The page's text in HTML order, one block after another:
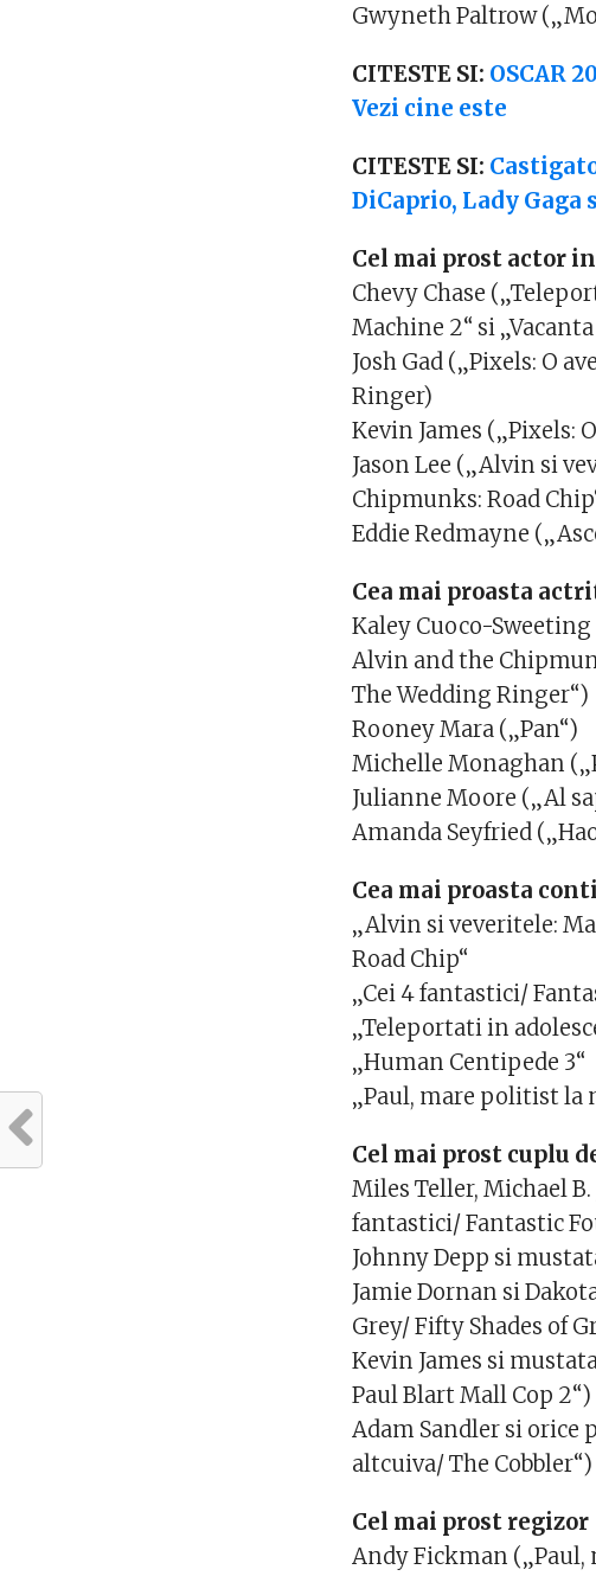
Gwyneth Paltrow
CITESTE SI: OSCAR
Vezi cine este
CITESTE SI:
DiCaprio, Lady
Cel mai prost actor
Chevy Chase
Machine 2“ si
Josh Gad („Pixels: O
Ringer)
Kevin James („Pixels:
Jason Lee („Alvin si
Chipmunks: Road
Eddie Redmayne
Cea mai proasta
Kaley Cuoco-
Alvin and the
The Wedding Ringer“)
Rooney Mara („Pan“)
Michelle Monaghan
Julianne Moore („Al
Amanda Seyfried
Cea mai proasta
„Alvin si veveritele:
Road Chip“
„Cei 4 fantastici/
„Teleportati in
„Human Centipede 3“
„Paul, mare politist la
Cel mai prost cuplu
Miles Teller, Michael
fantastici/ Fantastic
Johnny Depp si
Jamie Dornan si
Grey/ Fifty Shades of
Kevin James si
Paul Blart Mall Cop 2“)
Adam Sandler si orice
altcuiva/ The Cobbler“)
Cel mai prost regizor
Andy Fickman